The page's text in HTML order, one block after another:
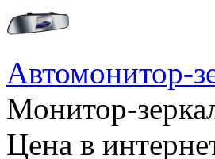
Автомонитор-
Монитор-
Цена в